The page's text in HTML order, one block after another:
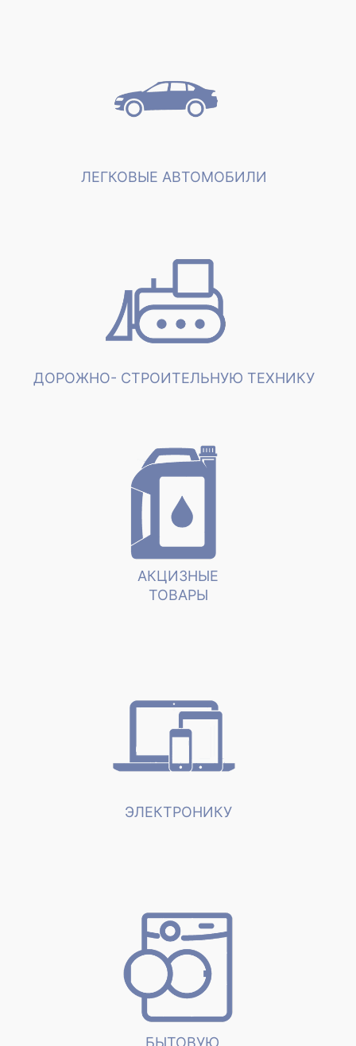
ЛЕГКОВЫЕ АВТОМОБИЛИ
ДОРОЖНО- СТРОИТЕЛЬНУЮ ТЕХНИКУ
АКЦИЗНЫЕ
ТОВАРЫ
ЭЛЕКТРОНИКУ
БЫТОВУЮ